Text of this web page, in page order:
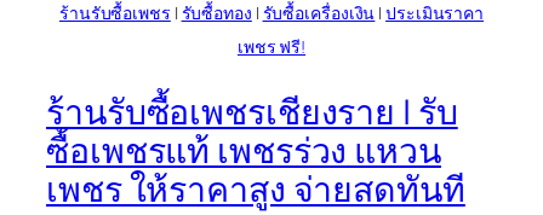
ร้านรับซื้อเพชร | รับซื้อทอง | รับซื้อเครื่องเงิน |ประเมินราคา
เพชร ฟรี!
ร้านรับซื้อเพชรเชียงราย | รับ
ซื้อเพชรแท้ เพชรร่วง แหวน
เพชร ให้ราคาสูง จ่ายสดทันที